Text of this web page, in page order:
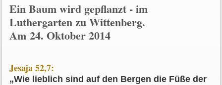
Ein Baum wird gepflanzt - im
Luthergarten zu Wittenberg.
Am 24. Oktober 2014
Jesaja 52,7:
„Wie lieblich sind auf den Bergen die Füße der